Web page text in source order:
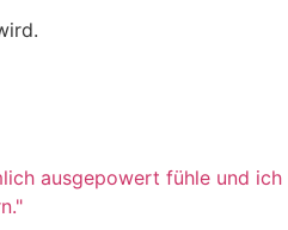
ausgepowert fühle und